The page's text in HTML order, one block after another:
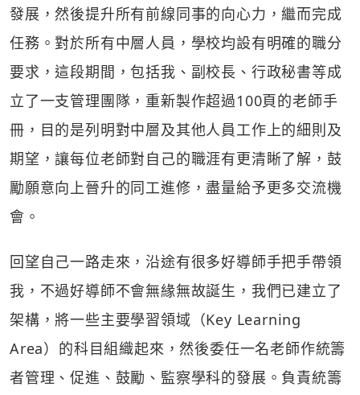
發展，然後提升所有前線同事的向心力，繼而完成
任務。對於所有中層人員，學校均設有明確的職分
要求，這段期間，包括我、副校長、行政秘書等成
立了一支管理團隊，重新製作超過100頁的老師手
冊，目的是列明對中層及其他人員工作上的細則及
期望，讓每位老師對自己的職涯有更清𥇦了解，鼓
勵願意向上晉升的同工進修，盡量給予更多交流機
會。
回望自己一路走來，沿途有很多好導師手把手帶領
我，不過好導師不會無緣無故誕生，我們已建立了
架構，將一些主要學習領域（Key Learning
Area）的科目組織起來，然後委任一名老師作統籌
者管理、促進、鼓勵、監察學科的發展。負責統籌